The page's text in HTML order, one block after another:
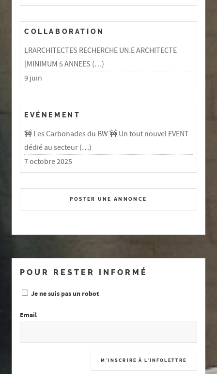
COLLABORATION
LRARCHITECTES RECHERCHE UN.E ARCHITECTE
[MINIMUM 5 ANNEES (…)
9 juin
EVÉNEMENT
🚧 Les Carbonades du BW 🚧 Un tout nouvel EVENT
dédié au secteur (…)
7 octobre 2025
POSTER UNE ANNONCE
POUR RESTER INFORMÉ
Je ne suis pas un robot
Email